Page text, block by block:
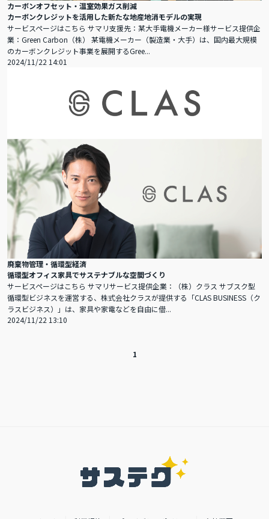
カーボンオフセット・温室効果ガス削減
カーボンクレジットを活用した新たな地産地消モデルの実現
サービスページはこちら サマリ支援先：某大手電機メーカー様サービス提供企
業：Green Carbon（株） 某電機メーカー（製造業・大手）は、国内最大規模
のカーボンクレジット事業を展開するGree...
2024/11/22 14:01
廃棄物管理・循環型経済
循環型オフィス家具でサステナブルな空間づくり
サービスページはこちら サマリサービス提供企業：（株）クラス サブスク型
循環型ビジネスを運営する、株式会社クラスが提供する「CLAS BUSINESS（ク
ラスビジネス）」は、家具や家電などを自由に借...
2024/11/22 13:10
1